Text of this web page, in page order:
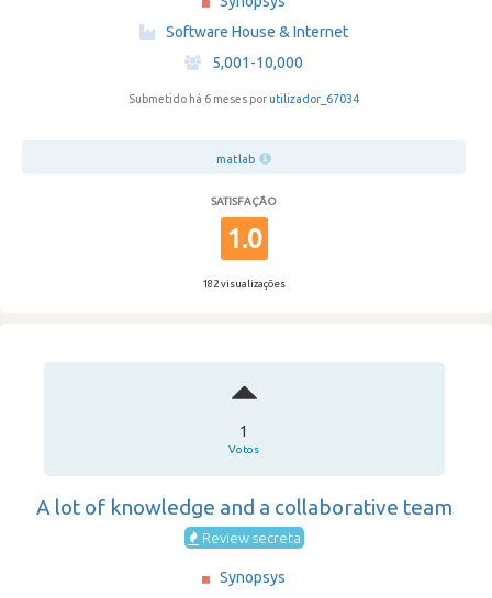
Software House & Internet
·
5,001-10,000
Submetido há 6 meses por utilizador_67034
matlab
SATISFAÇÃO
1.0
182 visualizações
1
Votos
A lot of knowledge and a collaborative team
Review secreta
Synopsys